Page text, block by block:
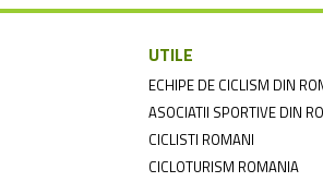
UTILE
ECHIPE DE CICLISM DIN
ASOCIATII SPORTIVE DIN
CICLISTI ROMANI
CICLOTURISM ROMANIA